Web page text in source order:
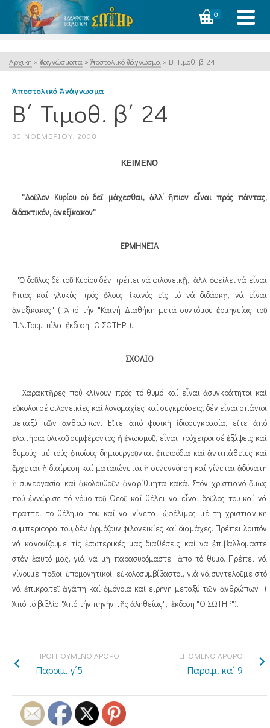
0
Αρχική » Ἀναγνώσματα » Ἀποστολικό Ἀνάγνωσμα » Β΄ Τιμοθ. β΄ 24
Ἀποστολικό Ἀνάγνωσμα
Β΄ Τιμοθ. β΄ 24
30 ΝΟΕΜΒΡΊΟΥ, 2008
ΚΕΙΜΕΝΟ
"Δοῦλον Κυρίου οὐ δεῖ μάχεσθαι, ἀλλ’ ἤπιον εἶναι πρός πάντας,
διδακτικόν, ἀνεξίκακον"
ΕΡΜΗΝΕΙΑ
"Ὁ δοῦλος δέ τοῦ Κυρίου δέν πρέπει νά φιλονεικῇ, ἀλλ’ ὀφείλει νά εἶναι
ἤπιος καί γλυκύς πρός ὅλους, ἱκανός εἰς τό νά διδάσκῃ, νά εἶναι
ἀνεξίκακος" ( Ἀπό τήν "Καινή Διαθήκη μετά συντόμου ἑρμηνείας τοῦ
Π.Ν.Τρεμπέλα, ἔκδοση "Ο ΣΩΤΗΡ").
ΣΧΟΛΙΟ
Χαρακτῆρες πού κλίνουν πρός τό θυμό καί εἶναι ἀσυγκράτητοι καί
εὔκολοι σέ φιλονεικίες καί λογομαχίες καί συγκρούσεις, δέν εἶναι σπάνιοι
μεταξύ τῶν ἀνθρώπων. Εἴτε ἀπό φυσική ἰδιοσυγκρασία, εἴτε ἀπό
ἐλατήρια ὑλικοῦ συμφέροντος ἤ ἐγωϊσμοῦ, εἶναι πρόχειροι σέ ἐξάψεις καί
θυμούς, μέ τούς ὁποίους δημιουργοῦνται ἐπεισόδια καί ἀντιπάθειες καί
ἔρχεται ἡ διαίρεση καί ματαιώνεται ἡ συνεννόηση καί γίνεται ἀδύνατη
ἡ συνεργασία καί ἀκολουθοῦν ἀναρίθμητα κακά. Στόν χριστιανό ὅμως
πού ἐγνώρισε τό νόμο τοῦ Θεοῦ καί θέλει νά εἶναι δοῦλος του καί νά
πράττει τό θέλημά του καί νά γίνεται ὠφέλιμος μέ τή χριστιανική
συμπεριφορά του, δέν ἁρμόζουν φιλονεικίες καί διαμάχες. Πρέπει λοιπόν
νά κανονίζουμε τίς ἐσωτερικές μας διαθέσεις καί νά ἐπιβαλλόμαστε
στόν ἑαυτό μας, γιά νά μή παρασυρόμαστε ἀπό τό θυμό. Πρέπει νά
γίνουμε πρᾶοι, ὑπομονητικοί, εὐκολοσυμβίβαστοι, γιά νά συντελοῦμε στό
νά ἐπικρατεῖ ἀγάπη καί ὁμόνοια καί εἰρήνη μεταξύ τῶν ἀνθρώπων (
Ἀπό τό βιβλίο "Ἀπό τήν πηγήν τῆς ἀληθείας", ἔκδοση "Ο ΣΩΤΗΡ").
ΠΡΟΗΓΟΥΜΕΝΟ ΑΡΘΡΟ
Παροιμ. γ΄5
ΕΠΟΜΕΝΟ ΑΡΘΡΟ
Παροιμ. κα΄ 9